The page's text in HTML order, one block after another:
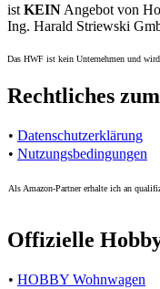
ist KEIN Angebot von
Ing. Harald Striewski
Das HWF ist kein Unternehmen und
Rechtliches
• Datenschutzerklärung
• Nutzungsbedingungen
Als Amazon-Partner erhalte ich an
Offizielle
• HOBBY Wohnwagen